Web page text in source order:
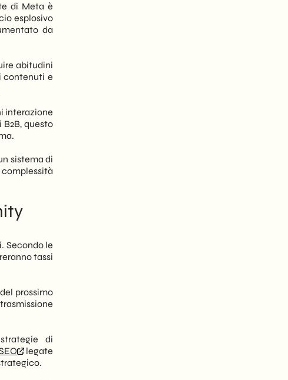
di Meta è
esplosivo
da
abitudini
contenuti e
interazione
questo
sistema di
. Secondo le
tassi
prossimo
di
legate